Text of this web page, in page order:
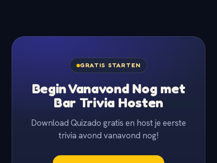
GRATIS STARTEN
Begin Vanavond Nog met
Bar Trivia Hosten
Download Quizado gratis en host je eerste
trivia avond vanavond nog!